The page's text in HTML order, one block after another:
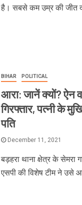
है। सबसे कम उम्र की जीत
BIHAR POLITICAL
आरा: जानें क्यों? ऐन
गिरफ्तार, पत्नी के
पति
December 11, 2021
बड़हरा थाना क्षेत्र के सेमरा
एसपी की विशेष टीम ने उसे